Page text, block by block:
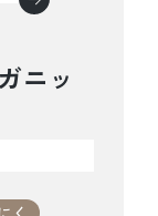
ニッ